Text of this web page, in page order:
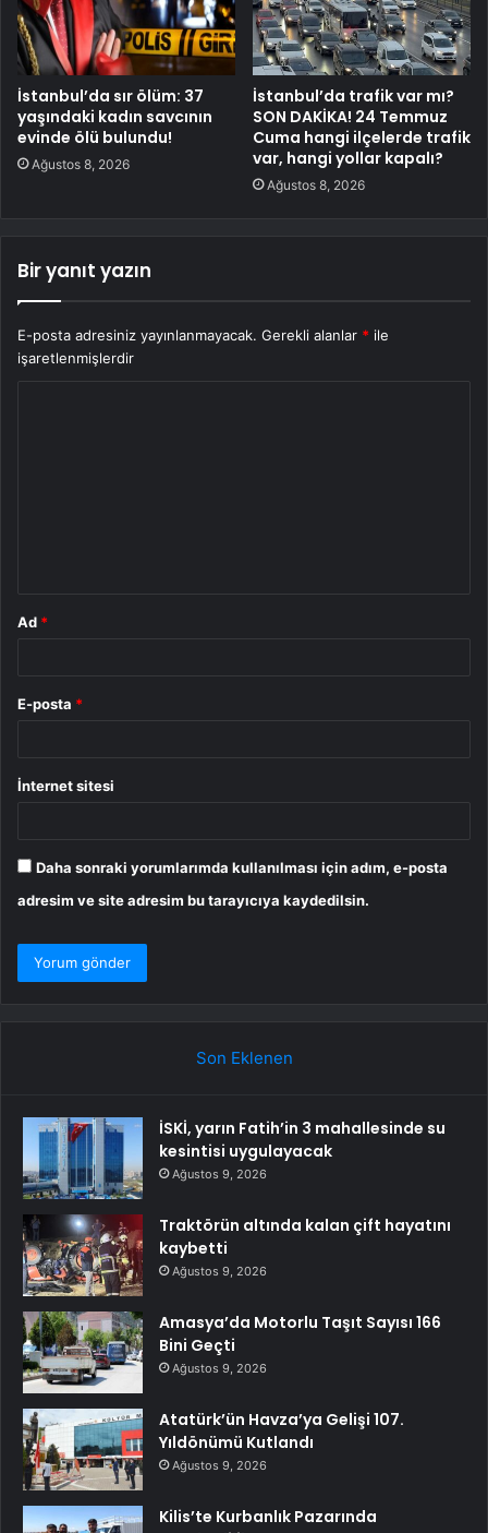
İstanbul’da sır ölüm: 37
yaşındaki kadın savcının
evinde ölü bulundu!
Ağustos 8, 2026
İstanbul’da trafik var mı?
SON DAKİKA! 24 Temmuz
Cuma hangi ilçelerde trafik
var, hangi yollar kapalı?
Ağustos 8, 2026
Bir yanıt yazın
E-posta adresiniz yayınlanmayacak. Gerekli alanlar * ile
işaretlenmişlerdir
Ad *
E-posta *
İnternet sitesi
Daha sonraki yorumlarımda kullanılması için adım, e-posta
adresim ve site adresim bu tarayıcıya kaydedilsin.
Son Eklenen
İSKİ, yarın Fatih’in 3 mahallesinde su
kesintisi uygulayacak
Ağustos 9, 2026
Traktörün altında kalan çift hayatını
kaybetti
Ağustos 9, 2026
Amasya’da Motorlu Taşıt Sayısı 166
Bini Geçti
Ağustos 9, 2026
Atatürk’ün Havza’ya Gelişi 107.
Yıldönümü Kutlandı
Ağustos 9, 2026
Kilis’te Kurbanlık Pazarında